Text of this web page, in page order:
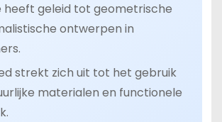
heeft geleid tot geometrische
ontwerpen in
strekt zich uit tot het gebruik
materialen en functionele